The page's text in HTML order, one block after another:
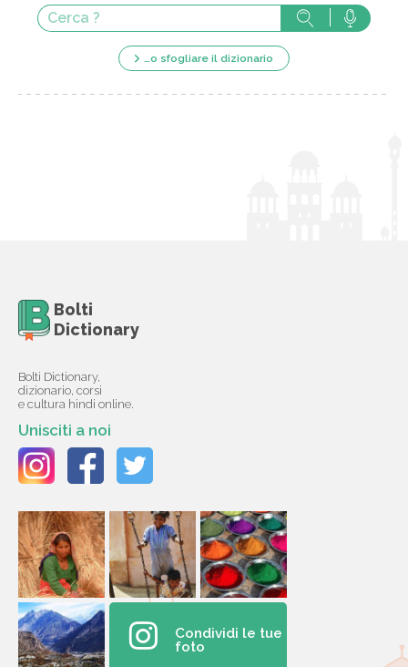
…o sfogliare il dizionario
Bolti
Dictionary
Bolti Dictionary,
dizionario, corsi
e cultura hindi online.
Unisciti a noi
Condividi le tue
foto